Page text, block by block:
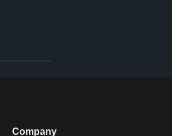
Company